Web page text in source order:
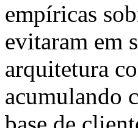
empíricas
evitaram em
arquitetura
acumulando